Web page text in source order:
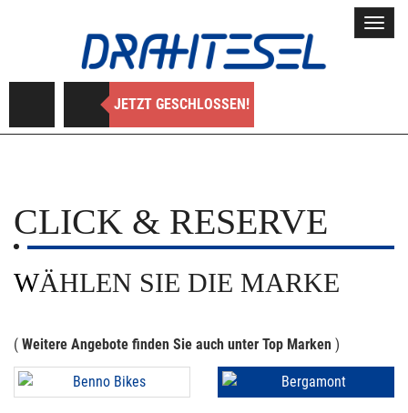
JETZT GESCHLOSSEN!
CLICK & RESERVE
WÄHLEN SIE DIE MARKE
( Weitere Angebote finden Sie auch unter Top Marken )